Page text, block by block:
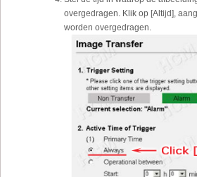
overgedragen. Klik op [Altijd],
worden overgedragen.